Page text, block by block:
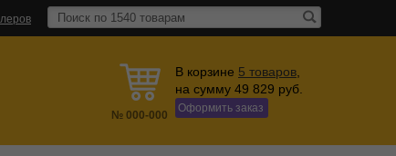
№ 000-000
В корзине 5 товаров
на сумму 49 829 руб.
Оформить заказ